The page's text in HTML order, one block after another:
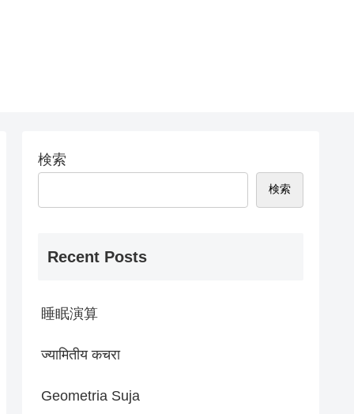
検索
検索
Recent Posts
睡眠演算
ज्यामितीय कचरा
Geometria Suja